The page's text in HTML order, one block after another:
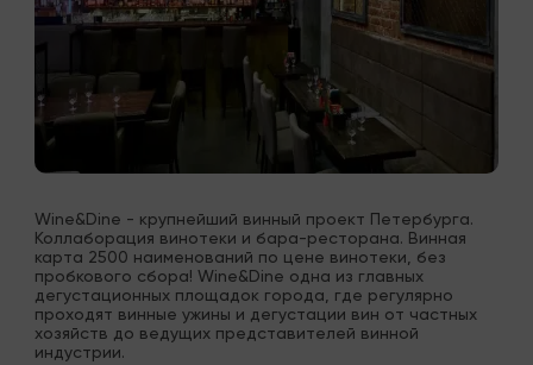
Wine&Dine - крупнейший винный проект Петербурга.
Коллаборация винотеки и бара-ресторана. Винная
карта 2500 наименований по цене винотеки, без
пробкового сбора! Wine&Dine одна из главных
дегустационных площадок города, где регулярно
проходят винные ужины и дегустации вин от частных
хозяйств до ведущих представителей винной
индустрии.